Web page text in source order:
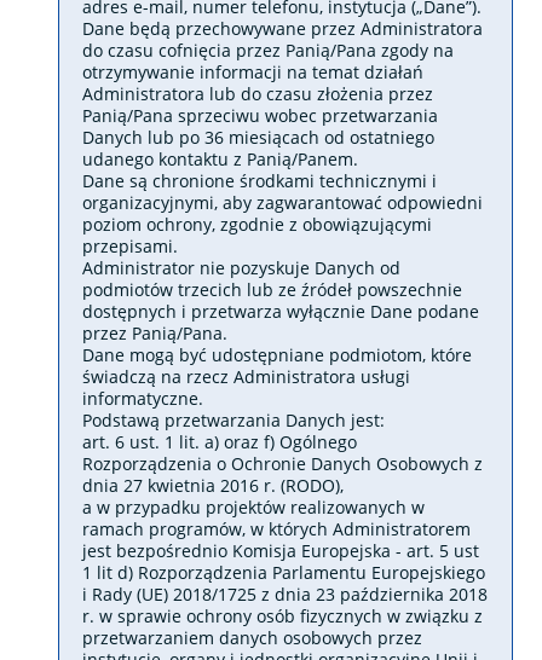
adres e-mail, numer telefonu, instytucja („Dane”).
Dane będą przechowywane przez Administratora
do czasu cofnięcia przez Panią/Pana zgody na
otrzymywanie informacji na temat działań
Administratora lub do czasu złożenia przez
Panią/Pana sprzeciwu wobec przetwarzania
Danych lub po 36 miesiącach od ostatniego
udanego kontaktu z Panią/Panem.
Dane są chronione środkami technicznymi i
organizacyjnymi, aby zagwarantować odpowiedni
poziom ochrony, zgodnie z obowiązującymi
przepisami.
Administrator nie pozyskuje Danych od
podmiotów trzecich lub ze źródeł powszechnie
dostępnych i przetwarza wyłącznie Dane podane
przez Panią/Pana.
Dane mogą być udostępniane podmiotom, które
świadczą na rzecz Administratora usługi
informatyczne.
Podstawą przetwarzania Danych jest:
art. 6 ust. 1 lit. a) oraz f) Ogólnego
Rozporządzenia o Ochronie Danych Osobowych z
dnia 27 kwietnia 2016 r. (RODO),
a w przypadku projektów realizowanych w
ramach programów, w których Administratorem
jest bezpośrednio Komisja Europejska - art. 5 ust
1 lit d) Rozporządzenia Parlamentu Europejskiego
i Rady (UE) 2018/1725 z dnia 23 października 2018
r. w sprawie ochrony osób fizycznych w związku z
przetwarzaniem danych osobowych przez